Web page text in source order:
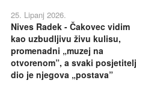
25. Lipanj 2026.
Nives Radek - Čakovec vidim
kao uzbudljivu živu kulisu,
promenadni „muzej na
otvorenom”, a svaki posjetitelj
dio je njegova „postava”